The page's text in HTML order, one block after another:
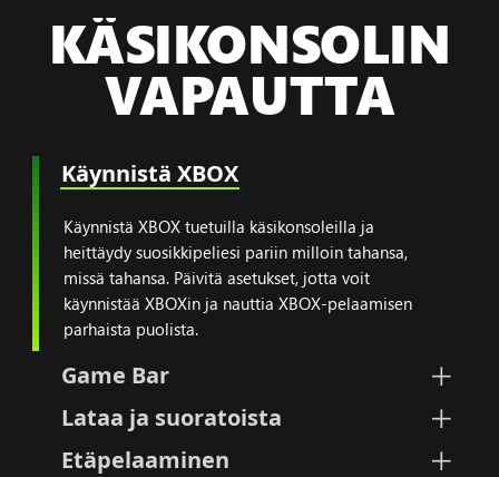
KÄSIKONSOLIN
VAPAUTTA
Käynnistä XBOX
Game Bar
Lataa ja suoratoista
Etäpelaaminen
Käynnistä XBOX tuetuilla käsikonsoleilla ja
heittäydy suosikkipeliesi pariin milloin tahansa,
missä tahansa. Päivitä asetukset, jotta voit
käynnistää XBOXin ja nauttia XBOX-pelaamisen
parhaista puolista.